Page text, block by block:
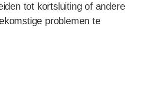
tot kortsluiting of andere
problemen te